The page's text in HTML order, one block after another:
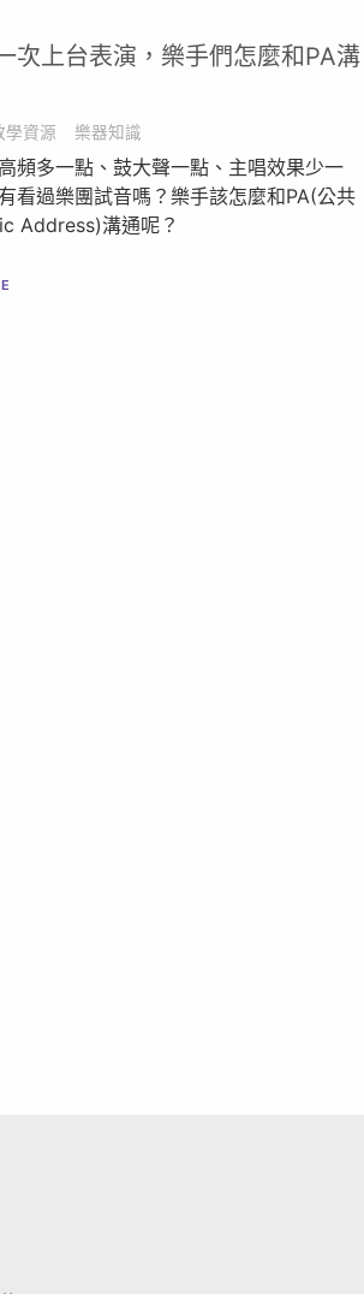
次上台表演，樂手們怎麼和PA溝
學資源 樂器知識
頻多一點、鼓大聲一點、主唱效果少一
過樂團試音嗎？樂手該怎麼和PA(公共
Address)溝通呢？